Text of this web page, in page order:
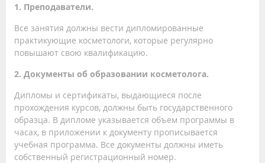
1. Преподаватели.
Все занятия должны вести дипломированные
практикующие косметологи, которые регулярно
повышают свою квалификацию.
2. Документы об образовании косметолога.
Дипломы и сертификаты, выдающиеся после
прохождения курсов, должны быть государственного
образца. В дипломе указывается объем программы в
часах, в приложении к документу прописывается
учебная программа. Все документы должны иметь
собственный регистрационный номер.